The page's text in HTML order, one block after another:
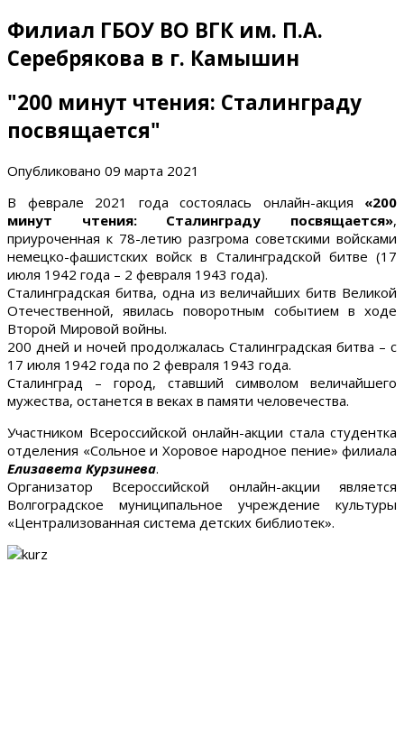
Филиал ГБОУ ВО ВГК им. П.А.
Серебрякова в г. Камышин
"200 минут чтения: Сталинграду
посвящается"
Опубликовано 09 марта 2021
В феврале 2021 года состоялась онлайн-акция «200
минут чтения: Сталинграду посвящается»,
приуроченная к 78-летию разгрома советскими войсками
немецко-фашистских войск в Сталинградской битве (17
июля 1942 года – 2 февраля 1943 года).
Сталинградская битва, одна из величайших битв Великой
Отечественной, явилась поворотным событием в ходе
Второй Мировой войны.
200 дней и ночей продолжалась Сталинградская битва – с
17 июля 1942 года по 2 февраля 1943 года.
Сталинград – город, ставший символом величайшего
мужества, останется в веках в памяти человечества.
Участником Всероссийской онлайн-акции стала студентка
отделения «Сольное и Хоровое народное пение» филиала
Елизавета Курзинева.
Организатор Всероссийской онлайн-акции является
Волгоградское муниципальное учреждение культуры
«Централизованная система детских библиотек».